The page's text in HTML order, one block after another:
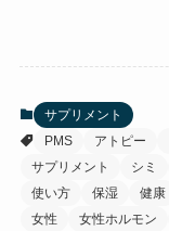
サプリメント
PMS
アトピー
サプリメント
シミ
使い方
保湿 健康
女性
女性ホルモン